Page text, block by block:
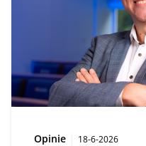
Type:
Opinie 18-6-2026